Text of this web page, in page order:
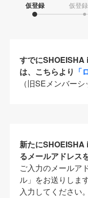
仮登録 仮登
すでにSHOEISHA
は、こちらより 「
（旧SEメンバー
新たにSHOEISHA
るメールアドレス
ご入力のメールア
ル」をお送りしま
入力してください。